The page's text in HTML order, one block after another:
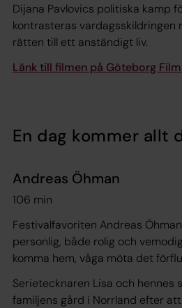
Dijana Pavlovics politiska kamp
kontrasteras
rätten till ett anständigt liv.
Länk till filmen på Göteborg
En dag kommer allt
Andreas Öhman
106 min
Festivalfavoriten Andreas
personlig, både rolig och
komma hem, våga möta det
Serietecknaren Lisa och hennes
familjens gård i Norrland efter